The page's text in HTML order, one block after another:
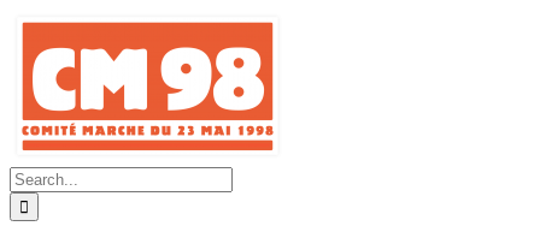
Skip
content
Search
for: